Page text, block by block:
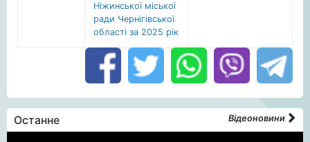
Ніжинської міської
ради Чернігівської
області за 2025 рік
Останне Відеоновини